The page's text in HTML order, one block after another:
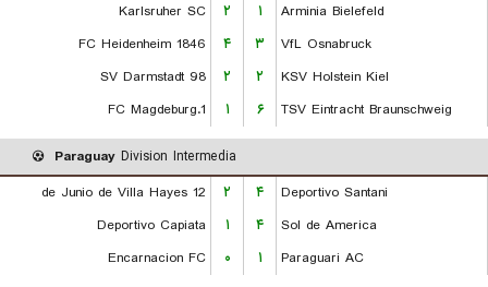
Karlsruher SC
۲ ۱
Arminia Bielefeld
FC Heidenheim 1846
۴ ۳
VfL Osnabruck
SV Darmstadt 98
۲ ۲
KSV Holstein Kiel
1.FC Magdeburg
۱ ۶ TSV Eintracht Braunschweig
Paraguay Division Intermedia
12 de Junio de Villa Hayes
۲ ۴
Deportivo Santani
Deportivo Capiata
۱ ۴
Sol de America
Encarnacion FC
۰ ۱ Paraguari AC